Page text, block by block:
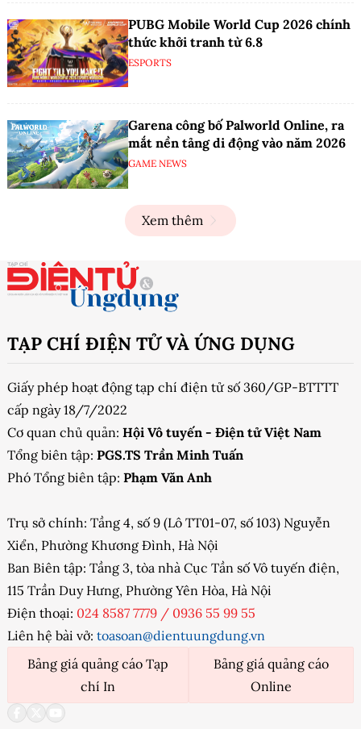
PUBG Mobile World Cup 2026 chính
thức khởi tranh từ 6.8
ESPORTS
Garena công bố Palworld Online, ra
mắt nền tảng di động vào năm 2026
GAME NEWS
Xem thêm
TẠP CHÍ ĐIỆN TỬ VÀ ỨNG DỤNG
Giấy phép hoạt động tạp chí điện tử số 360/GP-BTTTT
cấp ngày 18/7/2022
Cơ quan chủ quản: Hội Vô tuyến - Điện tử Việt Nam
Tổng biên tập: PGS.TS Trần Minh Tuấn
Phó Tổng biên tập: Phạm Văn Anh
Trụ sở chính: Tầng 4, số 9 (Lô TT01-07, số 103) Nguyễn
Xiển, Phường Khương Đình, Hà Nội
Ban Biên tập: Tầng 3, tòa nhà Cục Tần số Vô tuyến điện,
115 Trần Duy Hưng, Phường Yên Hòa, Hà Nội
Điện thoại: 024 8587 7779 / 0936 55 99 55
Liên hệ bài vở: toasoan@dientuungdung.vn
Bảng giá quảng cáo Tạp
chí In
Bảng giá quảng cáo
Online